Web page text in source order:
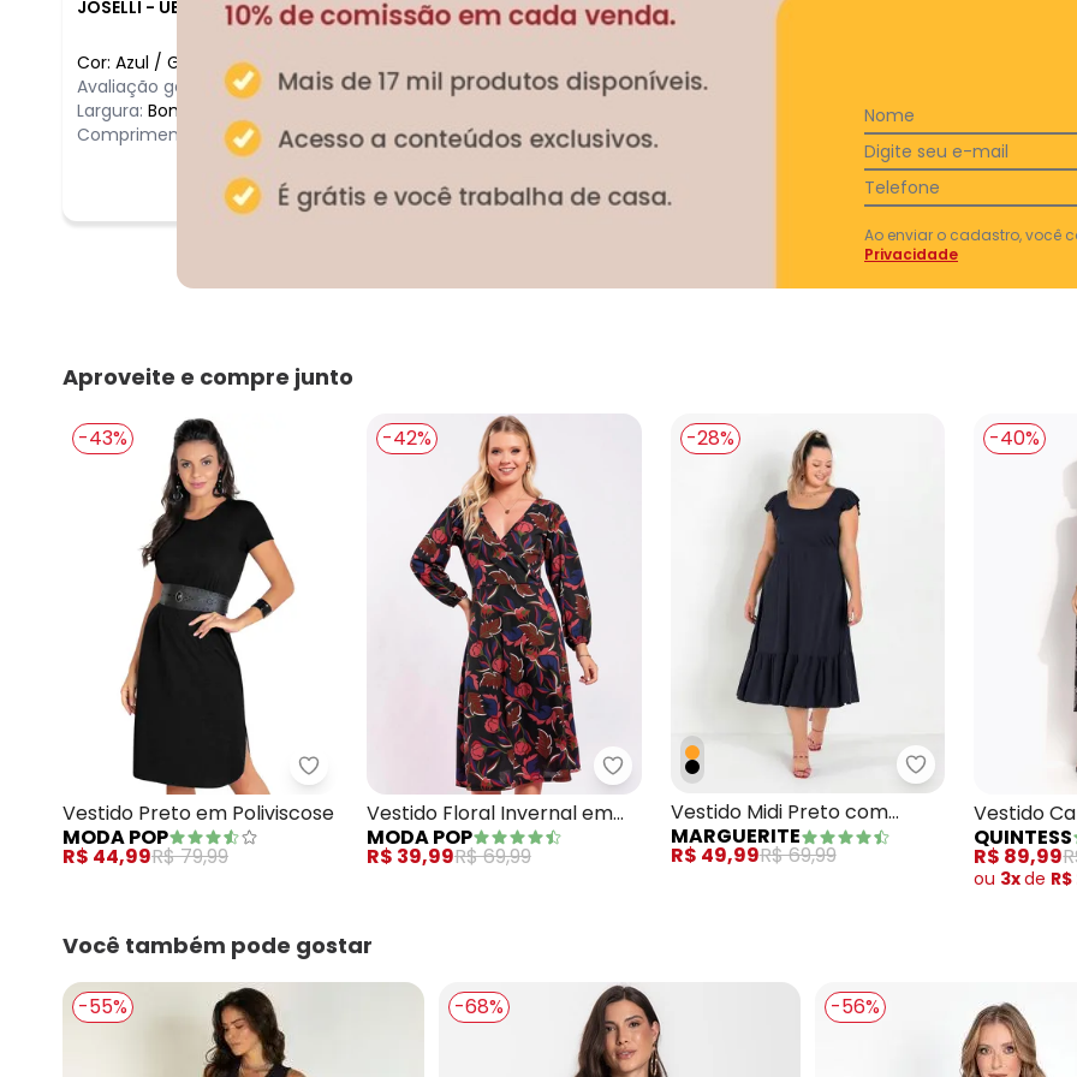
JOSELLI - UBATUBA - SP
Cor: Azul / G
Avaliação geral do produto: Ótimo
Largura: Bom
Comprimento:
Bom
Ver todas as avaliações
Aproveite e compre junto
-43%
Moda Pop - Vestido Preto em Poliviscose
Vestido Preto em Poliviscose
MODA POP
R$ 44,99R$ 79,99
-42%
Moda Pop - Vestido Floral Invernal em Malha
Vestido Floral Invernal em
Malha
MODA POP
R$ 39,99R$ 69,99
-28%
Marguerite -
Vestido Midi Preto com
Franzidos Plus Size
MARGUERITE
R$ 49,99R$ 69,99
-40%
Vestido
Malha Fria
QUINTESS
R$ 89,99
ou 3xde
Você também pode gostar
-55% -68% -56%
Nome
Digite seu e-mail
Telefone
Ao enviar o cadastro, você
Privacidade